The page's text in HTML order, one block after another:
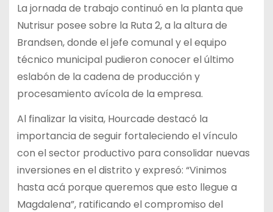
La jornada de trabajo continuó en la planta que
Nutrisur posee sobre la Ruta 2, a la altura de
Brandsen, donde el jefe comunal y el equipo
técnico municipal pudieron conocer el último
eslabón de la cadena de producción y
procesamiento avícola de la empresa.
Al finalizar la visita, Hourcade destacó la
importancia de seguir fortaleciendo el vínculo
con el sector productivo para consolidar nuevas
inversiones en el distrito y expresó: “Vinimos
hasta acá porque queremos que esto llegue a
Magdalena”, ratificando el compromiso del